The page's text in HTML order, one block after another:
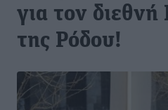
για τον
της Ρόδου!